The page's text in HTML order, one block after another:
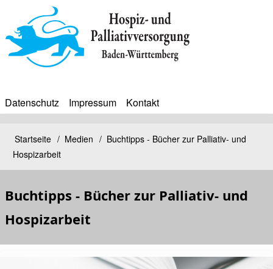
zum
Inhalt
BIP
Datenschutz Impressum Kontakt
Bip
Bürgerinfoportal
Pfadnavigation
Startseite Medien
Buchtipps - Bücher zur Palliativ- und
Hospizarbeit
Buchtipps - Bücher zur Palliativ- und
Hospizarbeit